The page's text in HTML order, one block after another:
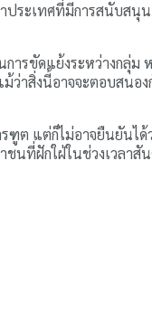
ระเทศที่มีการสนับสนุ
รขัดแย้งระหว่างกลุ่ม
าสิ่งนี้อาจจะตอบสนอ
แต่ก็ไม่อาจยืนยันได้
ที่ฝักใฝ่ในช่วงเวลา